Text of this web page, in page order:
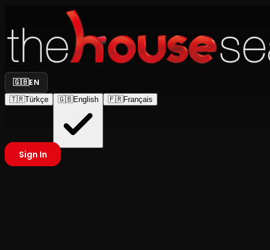
🇬🇧EN
🇹🇷Türkçe 🇬🇧English 🇫🇷Français
Sign In